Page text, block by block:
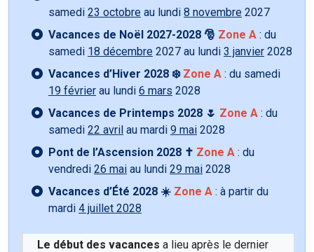
samedi 23 octobre au lundi 8 novembre 2027
Vacances de Noël 2027-2028 🎅 Zone A : du
samedi 18 décembre 2027 au lundi 3 janvier 2028
Vacances d’Hiver 2028 ❄️ Zone A : du samedi
19 février au lundi 6 mars 2028
Vacances de Printemps 2028 🌷 Zone A : du
samedi 22 avril au mardi 9 mai 2028
Pont de l’Ascension 2028 ✝️ Zone A : du
vendredi 26 mai au lundi 29 mai 2028
Vacances d’Été 2028 ☀️ Zone A : à partir du
mardi 4 juillet 2028
Le début des vacances a lieu après le dernier